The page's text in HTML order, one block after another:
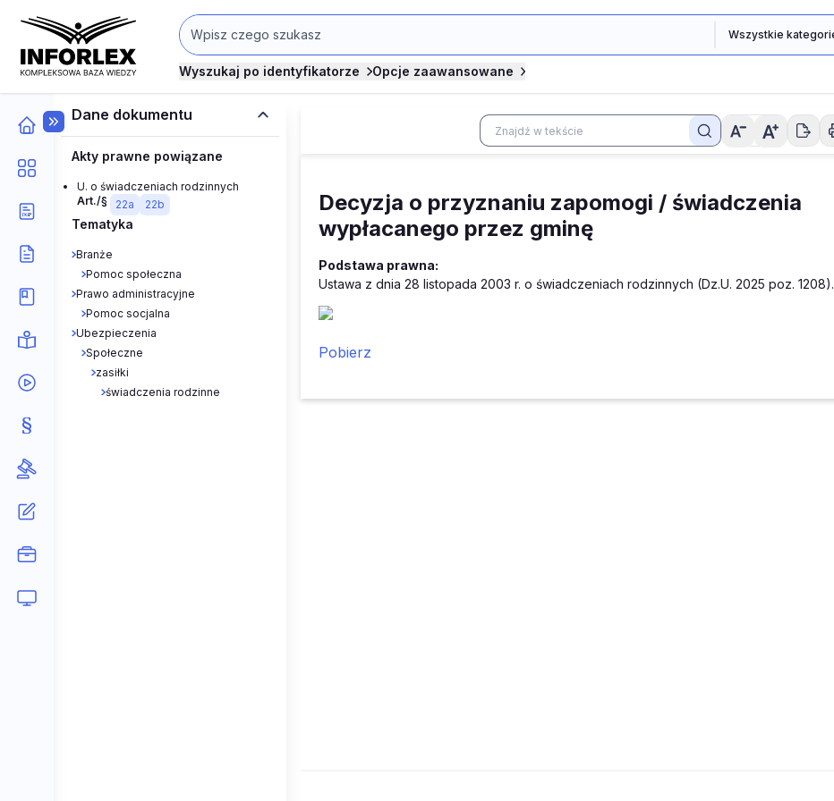
Wyszukaj po identyfikatorze Opcje zaawansowane
Dane dokumentu
Akty prawne powiązane
U. o świadczeniach rodzinnych
Art./§
22a 22b
Tematyka
Branże
Pomoc społeczna
Prawo administracyjne
Pomoc socjalna
Ubezpieczenia
Społeczne
zasiłki
świadczenia rodzinne
Decyzja o przyznaniu zapomogi / świadczenia
wypłacanego przez gminę
Podstawa prawna:
Ustawa z dnia 28 listopada 2003 r. o świadczeniach rodzinnych (Dz.U. 2025 poz. 1208).
Pobierz